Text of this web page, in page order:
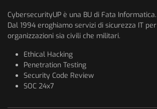
CybersecurityUP è una BU di Fata Informatica.
Dal 1994 eroghiamo servizi di sicurezza IT
organizzazioni sia civili che militari.
Ethical Hacking
Penetration Testing
Security Code Review
SOC 24x7